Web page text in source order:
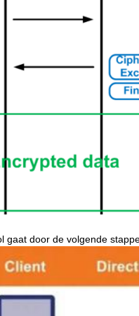
gaat door de volgende